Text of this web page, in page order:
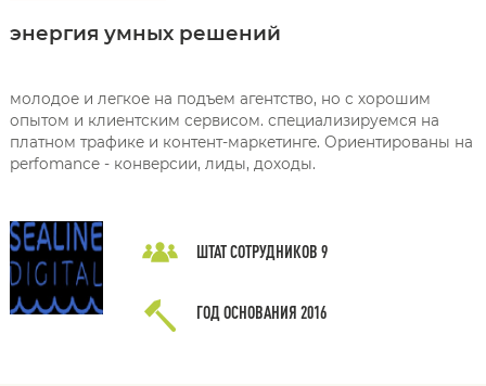
энергия умных решений
молодое и легкое на подъем агентство, но с хорошим
опытом и клиентским сервисом. специализируемся на
платном трафике и контент-маркетинге. Ориентированы на
perfomance - конверсии, лиды, доходы.
ШТАТ СОТРУДНИКОВ 9
ГОД ОСНОВАНИЯ 2016